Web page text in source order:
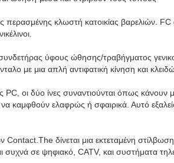
κλωστή κατοικίας βαρελιών. FC
ύφους ώθησης/τραβήγματος
με μια απλή αντιφατική κίνηση και
οι δύο ίνες συναντιούνται όπως κάνουν
καμφθούν ελαφρώς ή σφαιρικά. Αυτό
δίνεται μια εκτεταμένη στίλβωση
συχνά σε ψηφιακό, CATV, και συστήματα